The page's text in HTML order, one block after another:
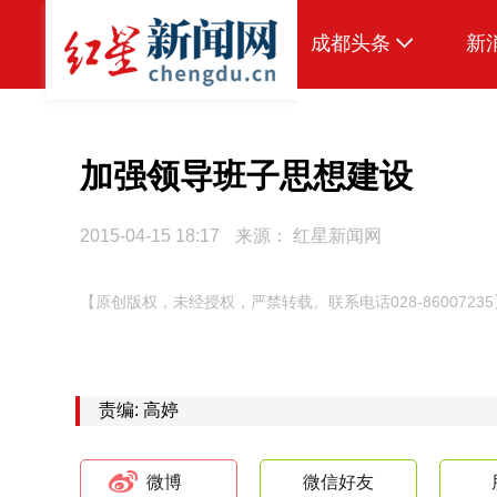
成都头条
本地
热点专题
新
加强领导班子思想建设
2015-04-15 18:17 来源： 红星新闻网
【原创版权，未经授权，严禁转载。联系电话028-86007235
责编: 高婷
微博 微信好友